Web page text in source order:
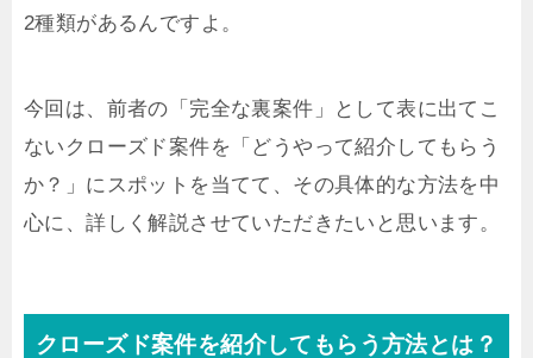
2種類があるんですよ。
今回は、前者の「完全な裏案件」として表に出てこ
ないクローズド案件を「どうやって紹介してもらう
か？」にスポットを当てて、その具体的な方法を中
心に、詳しく解説させていただきたいと思います。
クローズド案件を紹介してもらう方法とは？